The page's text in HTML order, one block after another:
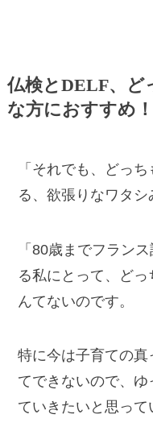
仏検とDELF、ど
な方におすすめ！
「それでも、どっ
る、欲張りなワタ
「80歳までフラン
る私にとって、ど
んてないのです。
特に今は子育ての
てできないので、
ていきたいと思って